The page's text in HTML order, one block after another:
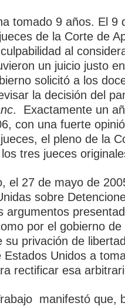
tomado 9 años. El 9
de la Corte de
al
un juicio justo
solicitó a los
la decisión del
. Exactamente un
con una fuerte
el pleno de la
tres jueces
el 27 de mayo de
sobre
argumentos
por el gobierno
su privación de
Estados Unidos a
rectificar esa
manifestó que,